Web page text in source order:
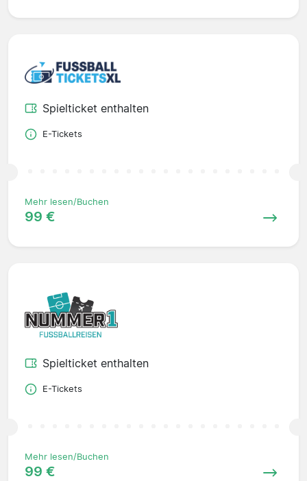
Spielticket enthalten
E-Tickets
Mehr lesen/Buchen
99 €
Spielticket enthalten
E-Tickets
Mehr lesen/Buchen
99 €